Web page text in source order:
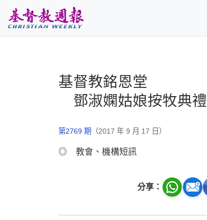
基督教銘恩堂
鄧淑嫻姑娘按牧典禮
第2769 期 （2017 年 9 月 17 日）
◎ 教會、機構短訊
分享：